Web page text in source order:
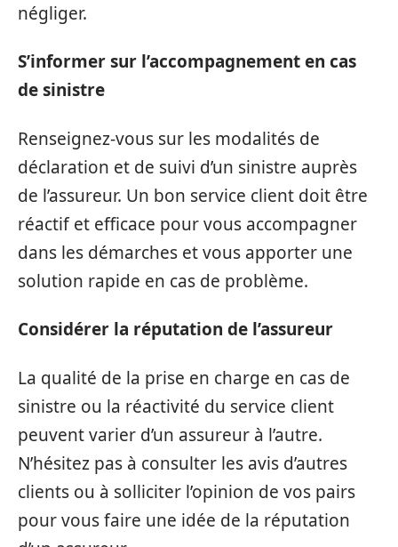
négliger.
S’informer sur l’accompagnement en cas
de sinistre
Renseignez-vous sur les modalités de
déclaration et de suivi d’un sinistre auprès
de l’assureur. Un bon service client doit être
réactif et efficace pour vous accompagner
dans les démarches et vous apporter une
solution rapide en cas de problème.
Considérer la réputation de l’assureur
La qualité de la prise en charge en cas de
sinistre ou la réactivité du service client
peuvent varier d’un assureur à l’autre.
N’hésitez pas à consulter les avis d’autres
clients ou à solliciter l’opinion de vos pairs
pour vous faire une idée de la réputation